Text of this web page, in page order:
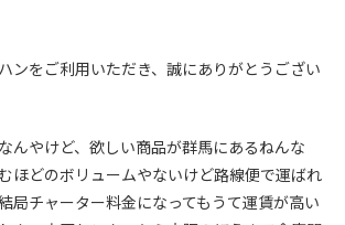
ンをご利用いただき、誠にありがとうござい
んやけど、欲しい商品が群馬にあるねんな
ほどのボリュームやないけど路線便で運ばれ
局チャーター料金になってもうて運賃が高い